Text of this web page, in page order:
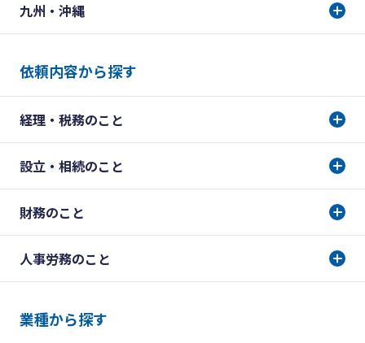
九州・沖縄
依頼内容から探す
経理・税務のこと
設立・相続のこと
財務のこと
人事労務のこと
業種から探す